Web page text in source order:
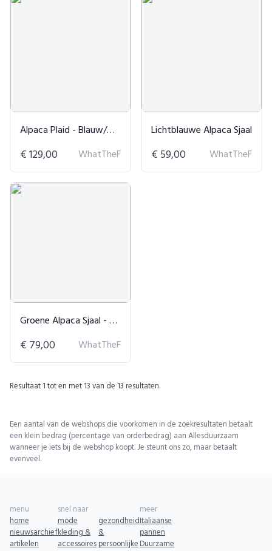
Alpaca Plaid - Blauw/Grijs
€ 129,00 WhatTheF
Lichtblauwe Alpaca Sjaal
€ 59,00 WhatTheF
Groene Alpaca Sjaal - Geblokt
€ 79,00 WhatTheF
Resultaat 1tot en met 13 van de 13 resultaten.
Een aantal van de webshops die voorkomen in de zoekresultaten betaalt
een klein bedrag (percentage van orderbedrag) aan Allesduurzaam
wanneer je iets bij de webshop koopt. Je steunt ons zo, maar betaalt
evenveel.
menu
home
nieuwsarchief
artikelen
snel naar
mode
kleding &
accessoires
gezondheid
&
persoonlijke
meer
Italiaanse
pannen
Duurzame